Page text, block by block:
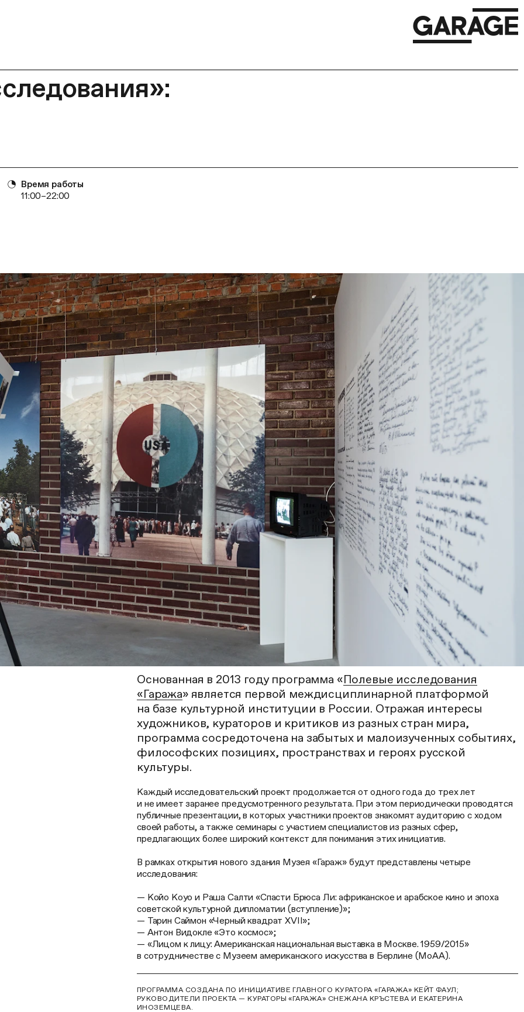
Время работы
11:00–22:00
Основанная в 2013 году программа «Полевые исследования
«Гаража» является первой междисциплинарной платформой
на базе культурной институции в России. Отражая интересы
художников, кураторов и критиков из разных стран мира,
программа сосредоточена на забытых и малоизученных событиях,
философских позициях, пространствах и героях русской
культуры.
Каждый исследовательский проект продолжается от одного года до трех лет
и не имеет заранее предусмотренного результата. При этом периодически проводятся
публичные презентации, в которых участники проектов знакомят аудиторию с ходом
своей работы, а также семинары с участием специалистов из разных сфер,
предлагающих более широкий контекст для понимания этих инициатив.
В рамках открытия нового здания Музея «Гараж» будут представлены четыре
исследования:
— Койо Коуо и Раша Салти «Спасти Брюса Ли: африканское и арабское кино и эпоха
советской культурной дипломатии (вступление)»;
— Тарин Саймон «Черный квадрат XVII»;
— Антон Видокле «Это космос»;
— «Лицом к лицу: Американская национальная выставка в Москве. 1959/2015»
в сотрудничестве с Музеем американского искусства в Берлине (MoAA).
ПРОГРАММА СОЗДАНА ПО ИНИЦИАТИВЕ ГЛАВНОГО КУРАТОРА «ГАРАЖА» КЕЙТ ФАУЛ;
РУКОВОДИТЕЛИ ПРОЕКТА — КУРАТОРЫ «ГАРАЖА» СНЕЖАНА КРЪСТЕВА И ЕКАТЕРИНА
ИНОЗЕМЦЕВА.